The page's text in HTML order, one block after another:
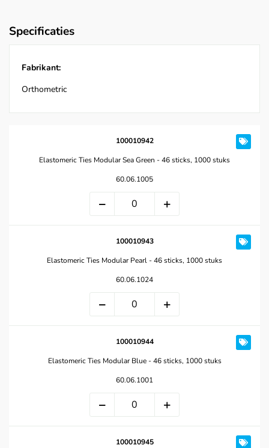
Specificaties
Fabrikant:
Orthometric
100010942
Elastomeric Ties Modular Sea Green - 46 sticks, 1000 stuks
60.06.1005
100010943
Elastomeric Ties Modular Pearl - 46 sticks, 1000 stuks
60.06.1024
100010944
Elastomeric Ties Modular Blue - 46 sticks, 1000 stuks
60.06.1001
100010945